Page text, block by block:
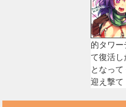
的タワー
て復活
となっ
迎え撃